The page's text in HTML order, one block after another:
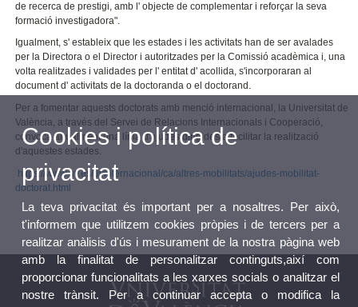
de recerca de prestigi, amb l' objecte de complementar i reforçar la seva
formació investigadora".
Igualment, s' estableix que les estades i les activitats han de ser avalades
per la Directora o el Director i autoritzades per la Comissió acadèmica i, una
volta realitzades i validades per l' entitat d' acollida, s'incorporaran al
document d' activitats de la doctoranda o el doctorand.
Per a fomentar aquests doctorats amb menció internacional, la Universitat de
València, a través del Servei de Relacions Internacionals i Cooperació,
convoca anualment una línia d'ajudes dirigides a facilitar la realització
d'aquestes estades.
https://www.uv.es/uvinternacional/ca/altres-mobilitats/ajudes-mobilitat-
doctorat.html
Cookies i política de
privacitat
La teva privacitat és important per a nosaltres. Per això,
t'informem que utilitzem cookies pròpies i de tercers per a
realitzar anàlisis d'ús i mesurament de la nostra pàgina web
amb la finalitat de personalitzar continguts,així com
proporcionar funcionalitats a les xarxes socials o analitzar el
nostre trànsit. Per a continuar accepta o modifica la